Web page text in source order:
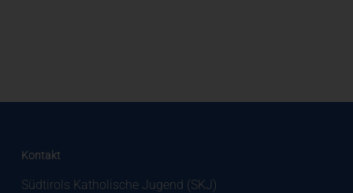
Kontakt
Südtirols Katholische Jugend (SKJ)